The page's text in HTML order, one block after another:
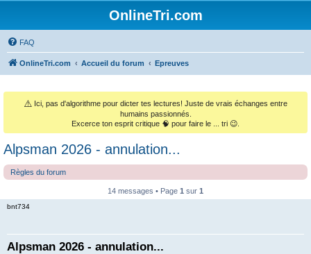
OnlineTri.com
FAQ
OnlineTri.com Accueil du forum Epreuves
⚠️ Ici, pas d'algorithme pour dicter tes lectures! Juste de vrais échanges entre
humains passionnés.
Excerce ton esprit critique 🧠 pour faire le ... tri 😉.
Alpsman 2026 - annulation...
Règles du forum
14 messages • Page 1 sur 1
bnt734
Alpsman 2026 - annulation...